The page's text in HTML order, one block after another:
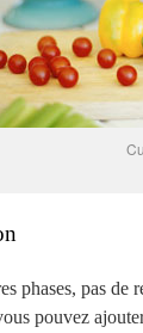
phases, pas
pouvez